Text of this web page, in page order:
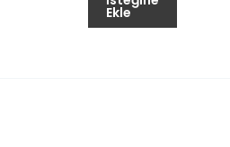
Ekle